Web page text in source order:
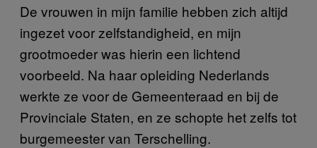
De vrouwen in mijn familie hebben zich altijd
ingezet voor zelfstandigheid, en mijn
grootmoeder was hierin een lichtend
voorbeeld. Na haar opleiding Nederlands
werkte ze voor de Gemeenteraad en bij de
Provinciale Staten, en ze schopte het zelfs tot
burgemeester van Terschelling.